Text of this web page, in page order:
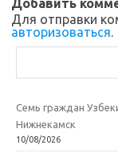
i
Добавить
Для отправки
авторизоваться.
Семь граждан
Нижнекамск
10/08/2026